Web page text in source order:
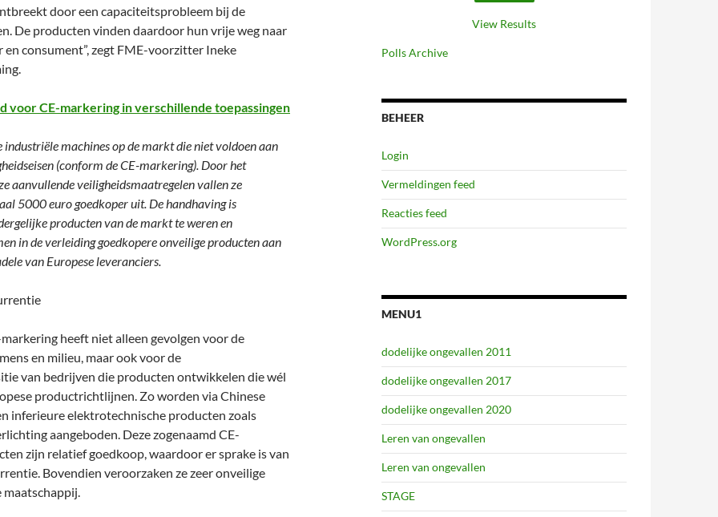
door een capaciteitsprobleem bij de
De producten vinden daardoor hun vrije weg naar
en consument”, zegt FME-voorzitter Ineke
voor CE-markering in verschillende toepassingen
industriële machines op de markt die niet voldoen aan
(conform de CE-markering). Door het
aanvullende veiligheidsmaatregelen vallen ze
5000 euro goedkoper uit. De handhaving is
producten van de markt te weren en
in de verleiding goedkopere onveilige producten aan
van Europese leveranciers.
heeft niet alleen gevolgen voor de
en milieu, maar ook voor de
van bedrijven die producten ontwikkelen die wél
productrichtlijnen. Zo worden via Chinese
inferieure elektrotechnische producten zoals
aangeboden. Deze zogenaamd CE-
zijn relatief goedkoop, waardoor er sprake is van
Bovendien veroorzaken ze zeer onveilige
View Results
Polls Archive
BEHEER
Login
Vermeldingen feed
Reacties feed
WordPress.org
MENU1
dodelijke ongevallen 2011
dodelijke ongevallen 2017
dodelijke ongevallen 2020
Leren van ongevallen
Leren van ongevallen
STAGE